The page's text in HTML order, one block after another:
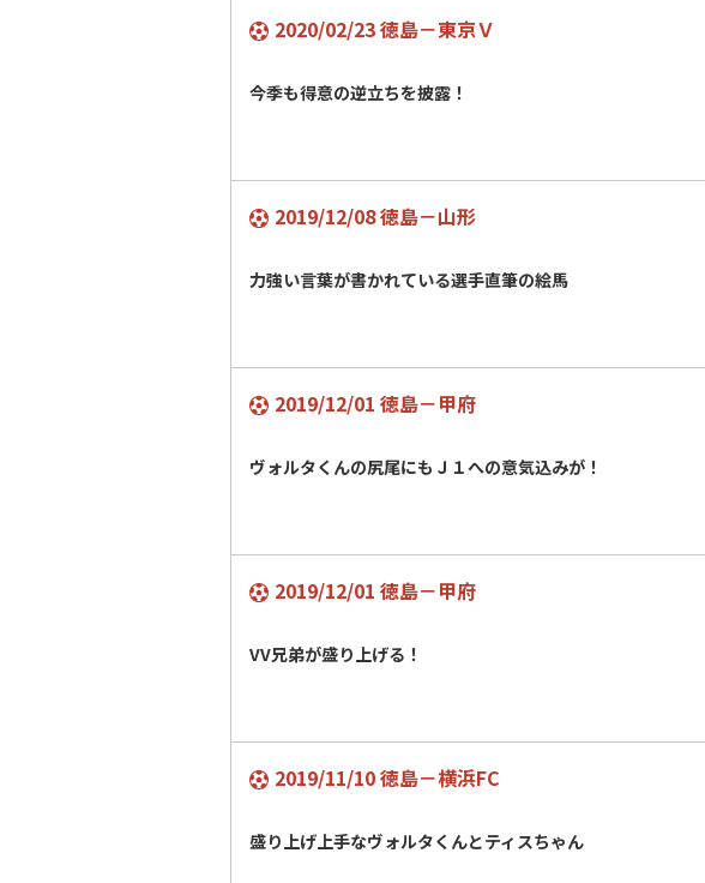
2020/02/23 徳島－東京Ｖ
今季も得意の逆立ちを披露！
2019/12/08 徳島－山形
力強い言葉が書かれている選手直筆の絵馬
2019/12/01 徳島－甲府
ヴォルタくんの尻尾にもＪ１への意気込みが！
2019/12/01 徳島－甲府
VV兄弟が盛り上げる！
2019/11/10 徳島－横浜FC
盛り上げ上手なヴォルタくんとティスちゃん